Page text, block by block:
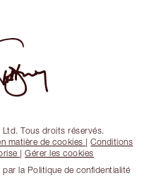
Tous droits réservés.
matière de cookies |Conditions
|Gérer les cookies
la Politique de confidentialité